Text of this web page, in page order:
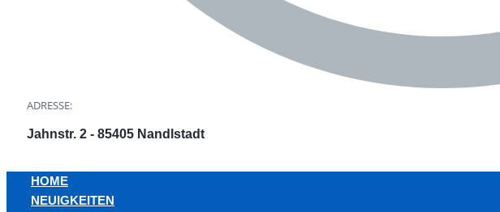
ADRESSE:
Jahnstr. 2 - 85405 Nandlstadt
HOME
NEUIGKEITEN